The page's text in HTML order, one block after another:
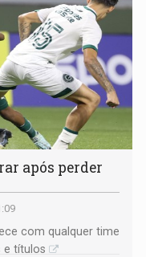
após perder
com qualquer time
e títulos